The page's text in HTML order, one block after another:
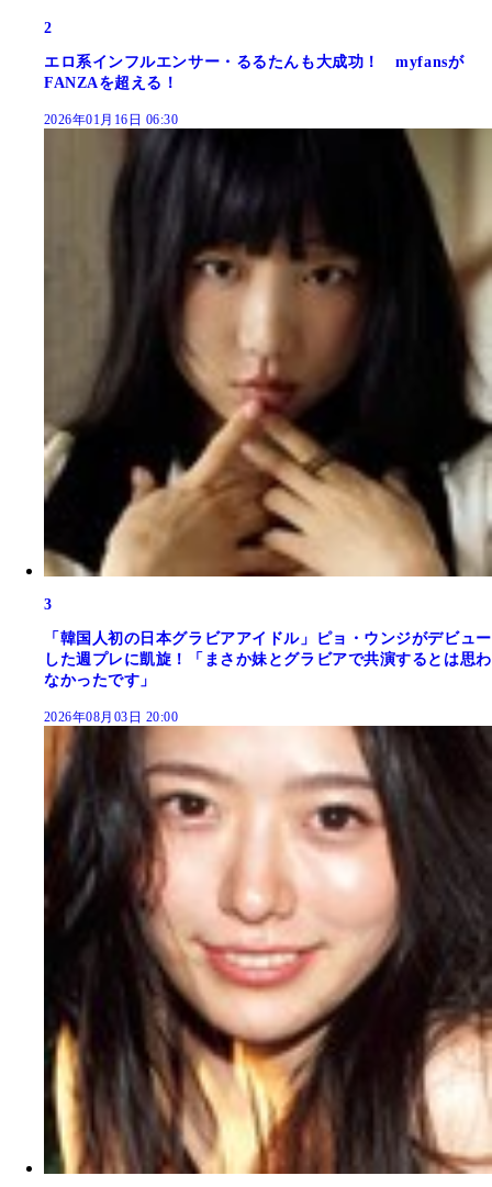
2
エロ系インフルエンサー・るるたんも大成功！ myfansが
FANZAを超える！
2026年01月16日 06:30
3
「韓国人初の日本グラビアアイドル」ピョ・ウンジがデビュー
した週プレに凱旋！「まさか妹とグラビアで共演するとは思わ
なかったです」
2026年08月03日 20:00